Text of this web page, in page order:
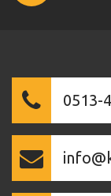
0513-